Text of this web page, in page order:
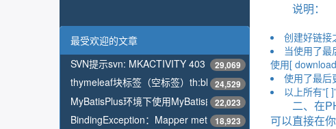
最受欢迎的文章
SVN提示svn: MKACTIVITY 403 Forbidden解决方法
29,069
thymeleaf块标签（空标签）th:block，标签本身不显示
24,529
MyBatisPlus环境下使用MyBatis的配置类
22,023
BindingException：Mapper method attempted to return null
18,923
说明：
创建好链接
当使用了
使用[
使用了最后
以上所有”[
二、在
可以直接在